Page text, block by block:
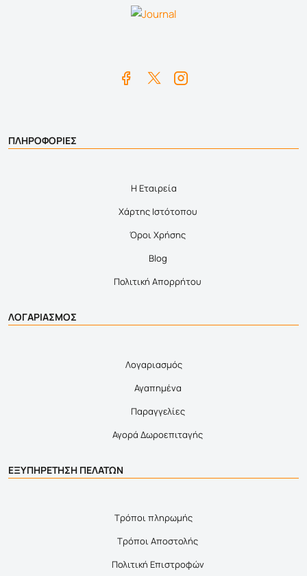
ΠΛΗΡΟΦΟΡΙΕΣ
Η Εταιρεία
Χάρτης Ιστότοπου
Όροι Χρήσης
Blog
Πολιτική Απορρήτου
ΛΟΓΑΡΙΑΣΜΟΣ
Λογαριασμός
Αγαπημένα
Παραγγελίες
Αγορά Δωροεπιταγής
ΕΞΥΠΗΡΕΤΗΣΗ ΠΕΛΑΤΩΝ
Τρόποι πληρωμής
Τρόποι Αποστολής
Πολιτική Επιστροφών